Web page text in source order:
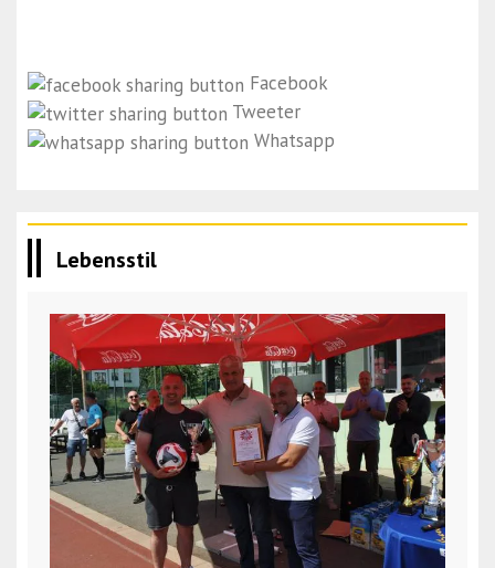
Facebook
Tweeter
Whatsapp
Lebensstil